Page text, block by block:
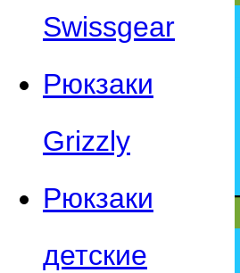
Swissgear
Рюкзаки
Grizzly
Рюкзаки
детские